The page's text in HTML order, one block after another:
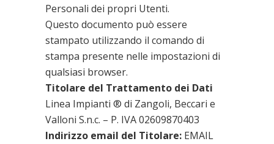
Personali dei propri Utenti.
Questo documento può essere
stampato utilizzando il comando di
stampa presente nelle impostazioni di
qualsiasi browser.
Titolare del Trattamento dei Dati
Linea Impianti ® di Zangoli, Beccari e
Valloni S.n.c. – P. IVA 02609870403
Indirizzo email del Titolare: EMAIL